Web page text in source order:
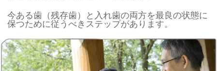
今ある歯（残存歯）と入れ歯の両方を最良の状態に
保つために従うべきステップがあります。